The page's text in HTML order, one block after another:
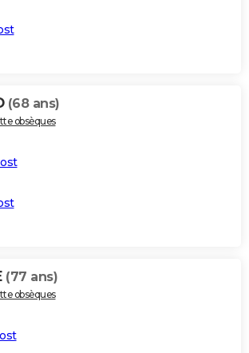
(68 ans)
obsèques
(77 ans)
obsèques